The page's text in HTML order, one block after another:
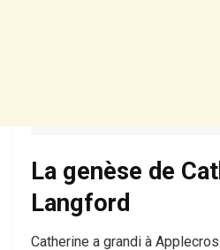
La genèse de
Langford
Catherine a grandi à